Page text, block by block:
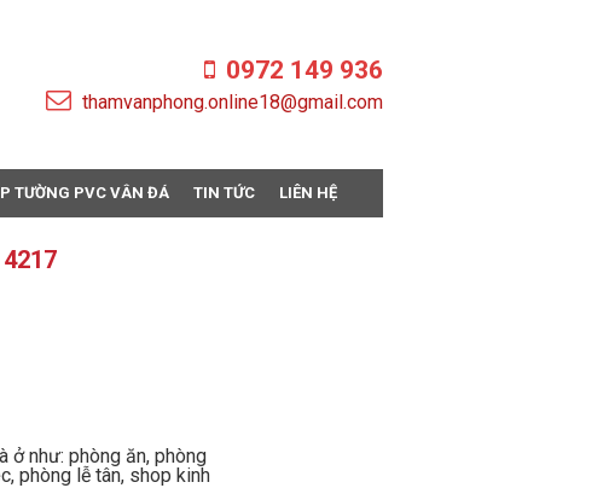
0972 149 936
thamvanphong.online18@gmail.com
TƯỜNG PVC VÂN ĐÁ TIN TỨC LIÊN HỆ
ở như: phòng ăn, phòng
phòng lễ tân, shop kinh